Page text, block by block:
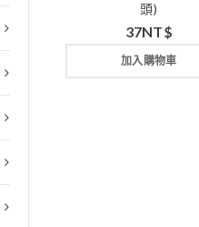
頭)
37NT$
加入購物車